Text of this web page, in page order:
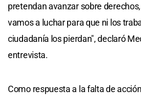
pretendan avanzar sobre
vamos a luchar para que ni los
ciudadanía los pierdan", declaró
entrevista.
Como respuesta a la falta de